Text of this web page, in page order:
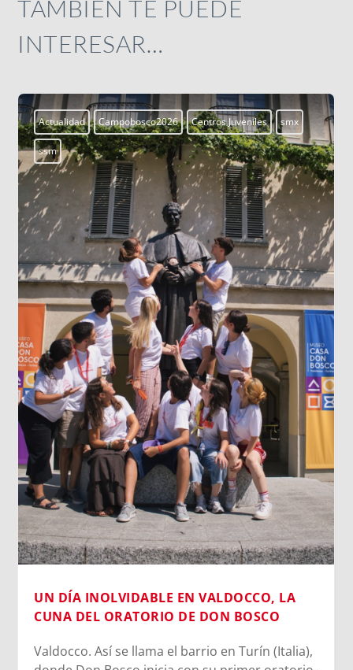
TAMBIÉN TE PUEDE
INTERESAR…
Aprendiendo a vivir Blogs
LOS DATOS BIOMÉTRICOS: NUESTRA
IDENTIDAD EN JUEGO
Cada vez que jugamos con la inteligencia
artificial subiendo nuestra imagen para
un avatar gracioso, en el fondo estamos
cediendo una parte de nuestra identidad. El
escaneo facial no es un simple pasatiempo
inofensivo; nuestra cara es una seña de
identidad...
Leer más